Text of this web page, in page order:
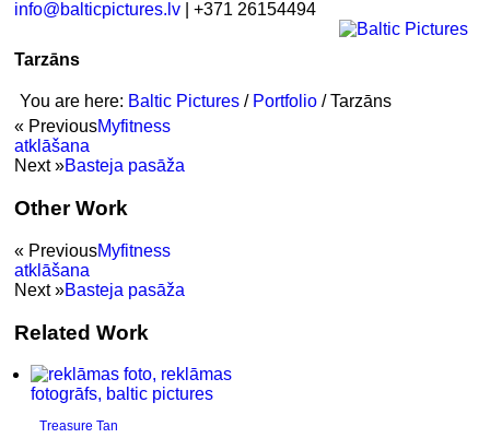
info@balticpictures.lv | +371 26154494
Tarzāns
You are here: Baltic Pictures / Portfolio /Tarzāns
« PreviousMyfitness
atklāšana
Next »Basteja pasāža
Other Work
« PreviousMyfitness
atklāšana
Next »Basteja pasāža
Related Work
Treasure Tan